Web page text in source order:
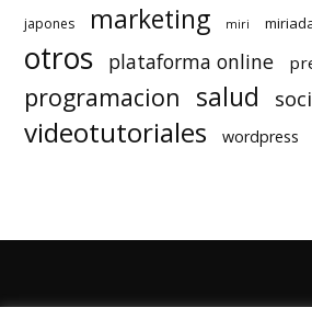
japones marketing miri
otros plataforma online
programacion salud
videotutoriales wordpress
Quienes Somos Autores